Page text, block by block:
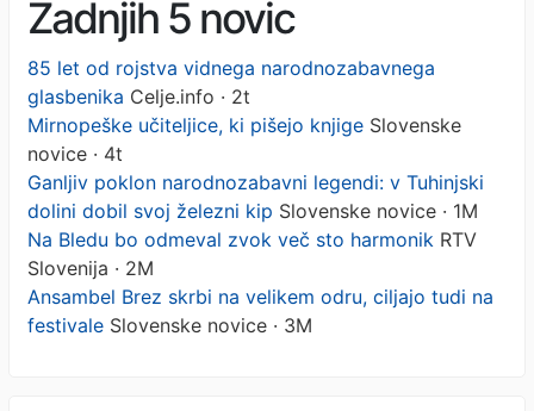
Zadnjih 5 novic
85 let od rojstva vidnega narodnozabavnega
glasbenika Celje.info · 2t
Mirnopeške učiteljice, ki pišejo knjige Slovenske
novice · 4t
Ganljiv poklon narodnozabavni legendi: v Tuhinjski
dolini dobil svoj železni kip Slovenske novice · 1M
Na Bledu bo odmeval zvok več sto harmonik RTV
Slovenija · 2M
Ansambel Brez skrbi na velikem odru, ciljajo tudi na
festivale Slovenske novice · 3M